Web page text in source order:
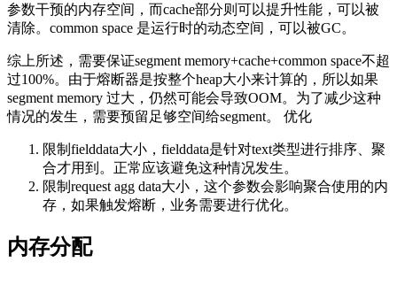
参数干预的内存空间，而cache部分则可以提升性能，可以被
清除。common space 是运行时的动态空间，可以被GC。
综上所述，需要保证segment memory+cache+common space不超
过100%。由于熔断器是按整个heap大小来计算的，所以如果
segment memory 过大，仍然可能会导致OOM。为了减少这种
情况的发生，需要预留足够空间给segment。 优化
限制fielddata大小，fielddata是针对text类型进行排序、聚
合才用到。正常应该避免这种情况发生。
限制request agg data大小，这个参数会影响聚合使用的内
存，如果触发熔断，业务需要进行优化。
内存分配